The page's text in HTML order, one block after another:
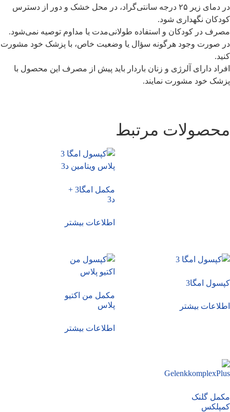
در دمای زیر ۲۵ درجه سانتی‌گراد، در محل خشک و دور از دسترس
کودکان نگهداری شود.
مصرف در کودکان و استفاده طولانی‌مدت یا مداوم توصیه نمی‌شود.
در صورت وجود هرگونه سؤال یا وضعیت خاص، با پزشک خود مشورت
کنید.
افراد دارای آلرژی و زنان باردار باید پیش از مصرف این محصول با
پزشک خود مشورت نمایند.
محصولات مرتبط
مکمل امگا3 +
د3
اطلاعات بیشتر
کپسول امگا3
اطلاعات بیشتر
مکمل من اکتیو
پلاس
اطلاعات بیشتر
مکمل گلنک
کمپلکس